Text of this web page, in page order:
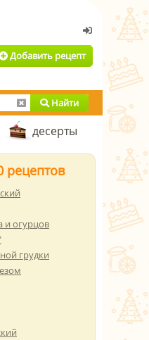
Добавить рецепт
Найти
десерты
рецептов
и огурцов
грудки